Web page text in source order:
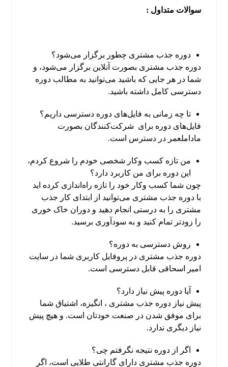
سوالات متداول :
دوره جذب مشتری چطور برگزار می‌شود؟
دوره جذب مشتری بصورت آنلاین برگزار می‌شود، و
شما در هر جایی که باشید می‌توانید به مطالب دوره
دسترسی کامل داشته باشید.
تا چه زمانی به فایل‌های دوره دسترسی داریم؟
فایل‌های دوره برای شرکت‌کنندگان بصورت
ماداملعمر در دسترس است.
من تازه کسب وکار شخصی خودم را شروع کردم،
این دوره برای من کاربرد دارد؟
چون شما کسب وکار خود را تازه راه‌اندازی کرده اید
با دوره جذب مشتری می‌توانید از ابتدای کار جذب
مشتری را به درستی انجام دهید و دوران خاک خوری
را زودتر تمام کنید و به سودآوری برسید.
روش دسترسی به دوره؟
دوره جذب مشتری در پروفایل کاربری شما در سایت
امیر اسحاقی قابل دسترسی است.
آیا دوره پیش نیاز دارد؟
پیش نیاز دوره جذب مشتری ، انگیزه، اشتیاق شما
برای موفق شدن در صنعت خودتان است. و هیچ پیش
نیاز دیگری ندارد.
اگر از دوره نتیجه نگرفتم چی؟
دوره جذب مشتری دارای گارانتی طلایی است، اگر